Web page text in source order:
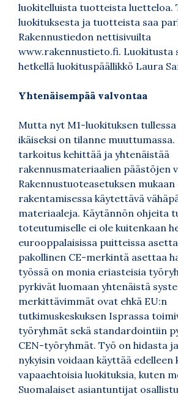
luokitelluista tuotteista luetteloa.
luokituksesta ja tuotteista saa
Rakennustiedon nettisivuilta
www.rakennustieto.fi. Luokitusta
hetkellä luokituspäällikkö Laura
Yhtenäisempää valvontaa
Mutta nyt M1-luokituksen
ikäiseksi on tilanne muuttumassa.
tarkoitus kehittää ja yhtenäistää
rakennusmateriaalien päästöjen
Rakennustuoteasetuksen mukaan
rakentamisessa käytettävä
materiaaleja.­ Käytännön ohjeita
toteutumiselle ei ole kuitenkaan
eurooppalaisissa puitteissa
pakollinen CE-merkintä asettaa
työssä on monia eriasteisia
pyrkivät luomaan yhtenäistä
merkittävimmät ovat ehkä EU:n
tutkimuskeskuksen Isprassa
työryhmät sekä standardointiin
CEN-työryhmät. Työ on hidasta
nykyisin voidaan käyttää edelleen
vapaaehtoisia luokituksia, kuten
Suomalaiset asiantuntijat